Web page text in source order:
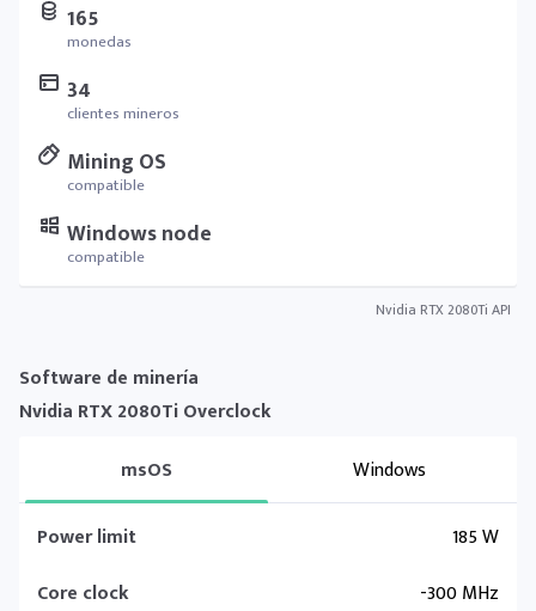
165
monedas
34
clientes mineros
Mining OS
compatible
Windows node
compatible
Nvidia RTX 2080Ti API
Software de minería
Nvidia RTX 2080Ti Overclock
msOS
Windows
Power limit
185 W
Core clock
-300 MHz